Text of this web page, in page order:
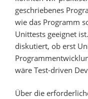
geschriebenes
wie das Programm
Unittests geeignet
diskutiert, ob erst
wäre Test-driven
Über die